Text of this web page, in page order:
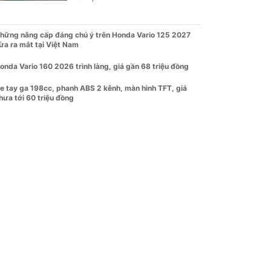
nâng cấp đáng chú ý trên Honda Vario 125 2027
ra mắt tại Việt Nam
Vario 160 2026 trình làng, giá gần 68 triệu đồng
tay ga 198cc, phanh ABS 2 kênh, màn hình TFT, giá
tới 60 triệu đồng